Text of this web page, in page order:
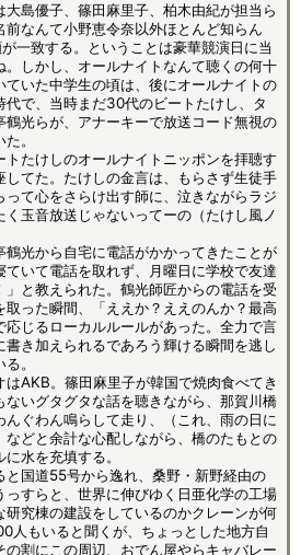
島優子、篠田麻里子、柏木由紀が担当ら
前なんて小野恵令奈以外ほとんど知らん
一致する。ということは豪華競演日に当
。しかし、オールナイトなんて聴くの何十
いた中学生の頃は、後にオールナイトの
代で、当時まだ30代のビートたけし、タ
鶴光らが、アナーキーで放送コード無視の
。
たけしのオールナイトニッポンを拝聴す
してた。たけしの金言は、もらさず生徒手
て心をさらけ出す師に、泣きながらラジ
玉音放送じゃないってーの（たけし風ノ
光から自宅に電話がかかってきたことが
ていて電話を取れず、月曜日に学校で友達
」と教えられた。鶴光師匠からの電話を受
取った瞬間、「ええか？ええのんか？最高
じるローカルルールがあった。全力で言
き加えられるであろう輝ける瞬間を逃し
。
AKB。篠田麻里子が韓国で焼肉食べてき
ないグタグタな話を聴きながら、那賀川橋
ぐわん鳴らして走り、（これ、雨の日に
どと余計な心配しながら、橋のたもとの
水を充填する。
国道55号から逸れ、桑野・新野経由の
っすらと、世界に伸びゆく日亜化学の工場
究棟の建設をしているのかクレーンが何
人もいると聞くが、ちょっとした地方自
割にこの周辺、おでん屋やらキャバレー